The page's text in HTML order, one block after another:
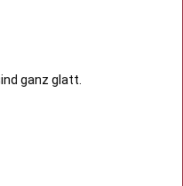
ganz glatt.